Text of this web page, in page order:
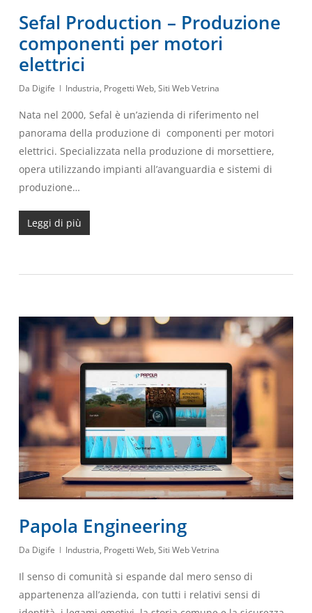
Sefal Production – Produzione
componenti per motori
elettrici
Da Digife Industria, Progetti Web, Siti Web Vetrina
Nata nel 2000, Sefal è un’azienda di riferimento nel
panorama della produzione di componenti per motori
elettrici. Specializzata nella produzione di morsettiere,
opera utilizzando impianti all’avanguardia e sistemi di
produzione…
Leggi di più
Papola Engineering
Da Digife Industria, Progetti Web, Siti Web Vetrina
Il senso di comunità si espande dal mero senso di
appartenenza all’azienda, con tutti i relativi sensi di